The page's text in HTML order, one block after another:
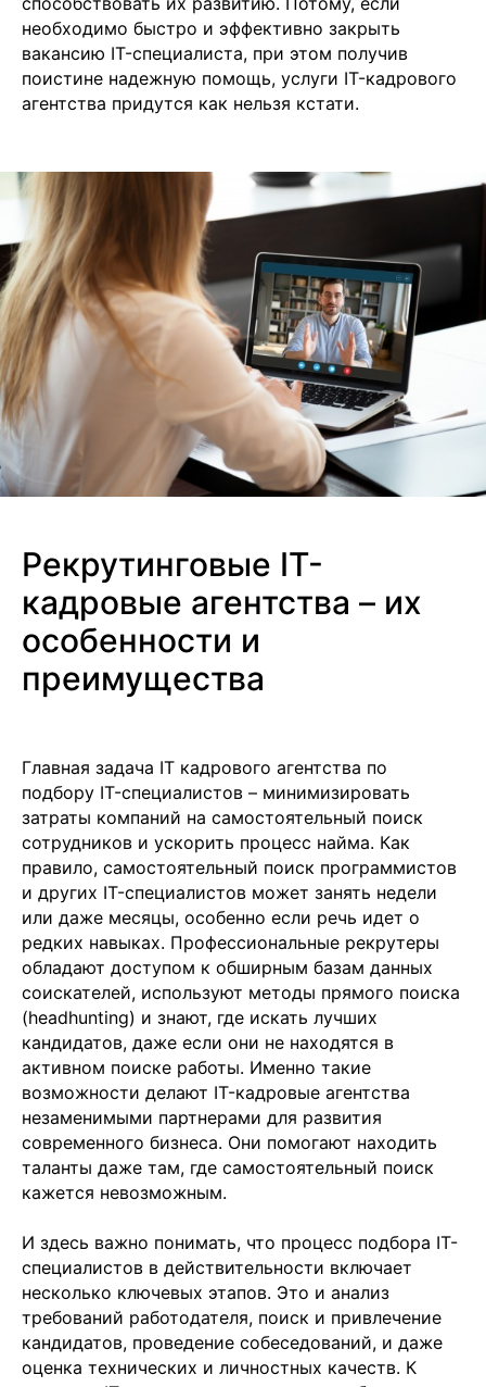
необходимо быстро и эффективно закрыть
вакансию IT-специалиста, при этом получив
поистине надежную помощь, услуги IT-кадрового
агентства придутся как нельзя кстати.
Рекрутинговые IT-
кадровые агентства – их
особенности и
преимущества
Главная задача IT кадрового агентства по
подбору IT-специалистов – минимизировать
затраты компаний на самостоятельный поиск
сотрудников и ускорить процесс найма. Как
правило, самостоятельный поиск программистов
и других IT-специалистов может занять недели
или даже месяцы, особенно если речь идет о
редких навыках. Профессиональные рекрутеры
обладают доступом к обширным базам данных
соискателей, используют методы прямого поиска
(headhunting) и знают, где искать лучших
кандидатов, даже если они не находятся в
активном поиске работы. Именно такие
возможности делают IT-кадровые агентства
незаменимыми партнерами для развития
современного бизнеса. Они помогают находить
таланты даже там, где самостоятельный поиск
кажется невозможным.
И здесь важно понимать, что процесс подбора IT-
специалистов в действительности включает
несколько ключевых этапов. Это и анализ
требований работодателя, поиск и привлечение
кандидатов, проведение собеседований, и даже
оценка технических и личностных качеств. К